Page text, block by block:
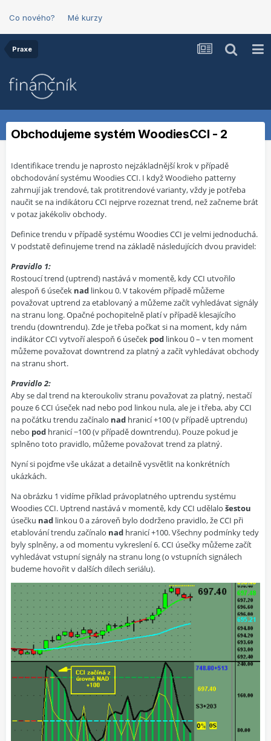
Co nového? Mé kurzy
Praxe
Obchodujeme systém WoodiesCCI - 2
Identifikace trendu je naprosto nejzákladnější krok v případě
obchodování systému Woodies CCI. I když Woodieho patterny
zahrnují jak trendové, tak protitrendové varianty, vždy je potřeba
naučit se na indikátoru CCI nejprve rozeznat trend, než začneme brát
v potaz jakékoliv obchody.
Definice trendu v případě systému Woodies CCI je velmi jednoduchá.
V podstatě definujeme trend na základě následujících dvou pravidel:
Pravidlo 1:
Rostoucí trend (uptrend) nastává v momentě, kdy CCI utvořilo
alespoň 6 úseček nad linkou 0. V takovém případě můžeme
považovat uptrend za etablovaný a můžeme začít vyhledávat signály
na stranu long. Opačné pochopitelně platí v případě klesajícího
trendu (downtrendu). Zde je třeba počkat si na moment, kdy nám
indikátor CCI vytvoří alespoň 6 úseček pod linkou 0 – v ten moment
můžeme považovat downtrend za platný a začít vyhledávat obchody
na stranu short.
Pravidlo 2:
Aby se dal trend na kteroukoliv stranu považovat za platný, nestačí
pouze 6 CCI úseček nad nebo pod linkou nula, ale je i třeba, aby CCI
na počátku trendu začínalo nad hranicí +100 (v případě uptrendu)
nebo pod hranicí −100 (v případě downtrendu). Pouze pokud je
splněno toto pravidlo, můžeme považovat trend za platný.
Nyní si pojďme vše ukázat a detailně vysvětlit na konkrétních
ukázkách.
Na obrázku 1 vidíme příklad právoplatného uptrendu systému
Woodies CCI. Uptrend nastává v momentě, kdy CCI udělalo šestou
úsečku nad linkou 0 a zároveň bylo dodrženo pravidlo, že CCI při
etablování trendu začínalo nad hranicí +100. Všechny podmínky tedy
byly splněny, a od momentu vykreslení 6. CCI úsečky můžeme začít
vyhledávat vstupní signály na stranu long (o vstupních signálech
budeme hovořit v dalších dílech seriálu).